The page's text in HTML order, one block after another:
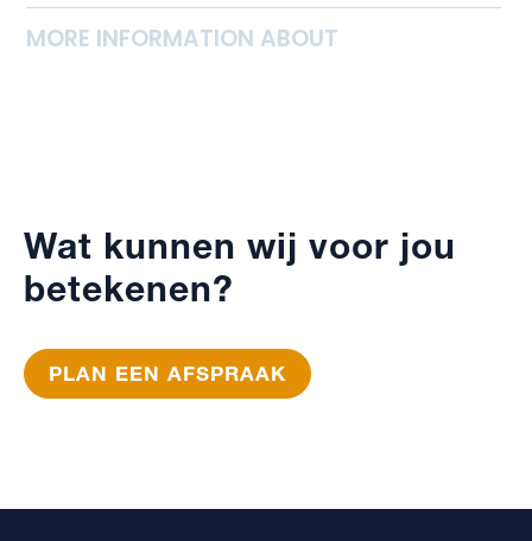
MORE INFORMATION ABOUT
Wat kunnen wij voor jou
betekenen?
PLAN EEN AFSPRAAK